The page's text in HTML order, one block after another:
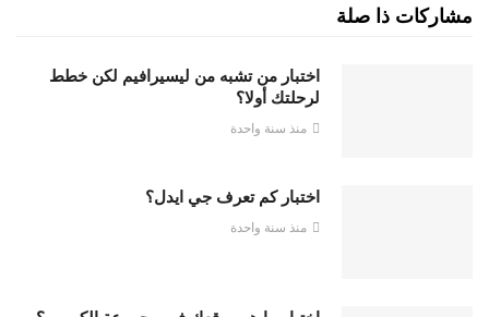
مشاركات ذا صلة
اختبار من تشبه من ليسيرافيم لكن خطط
لرحلتك أولا؟
منذ سنة واحدة
اختبار كم تعرف جي ايدل؟
منذ سنة واحدة